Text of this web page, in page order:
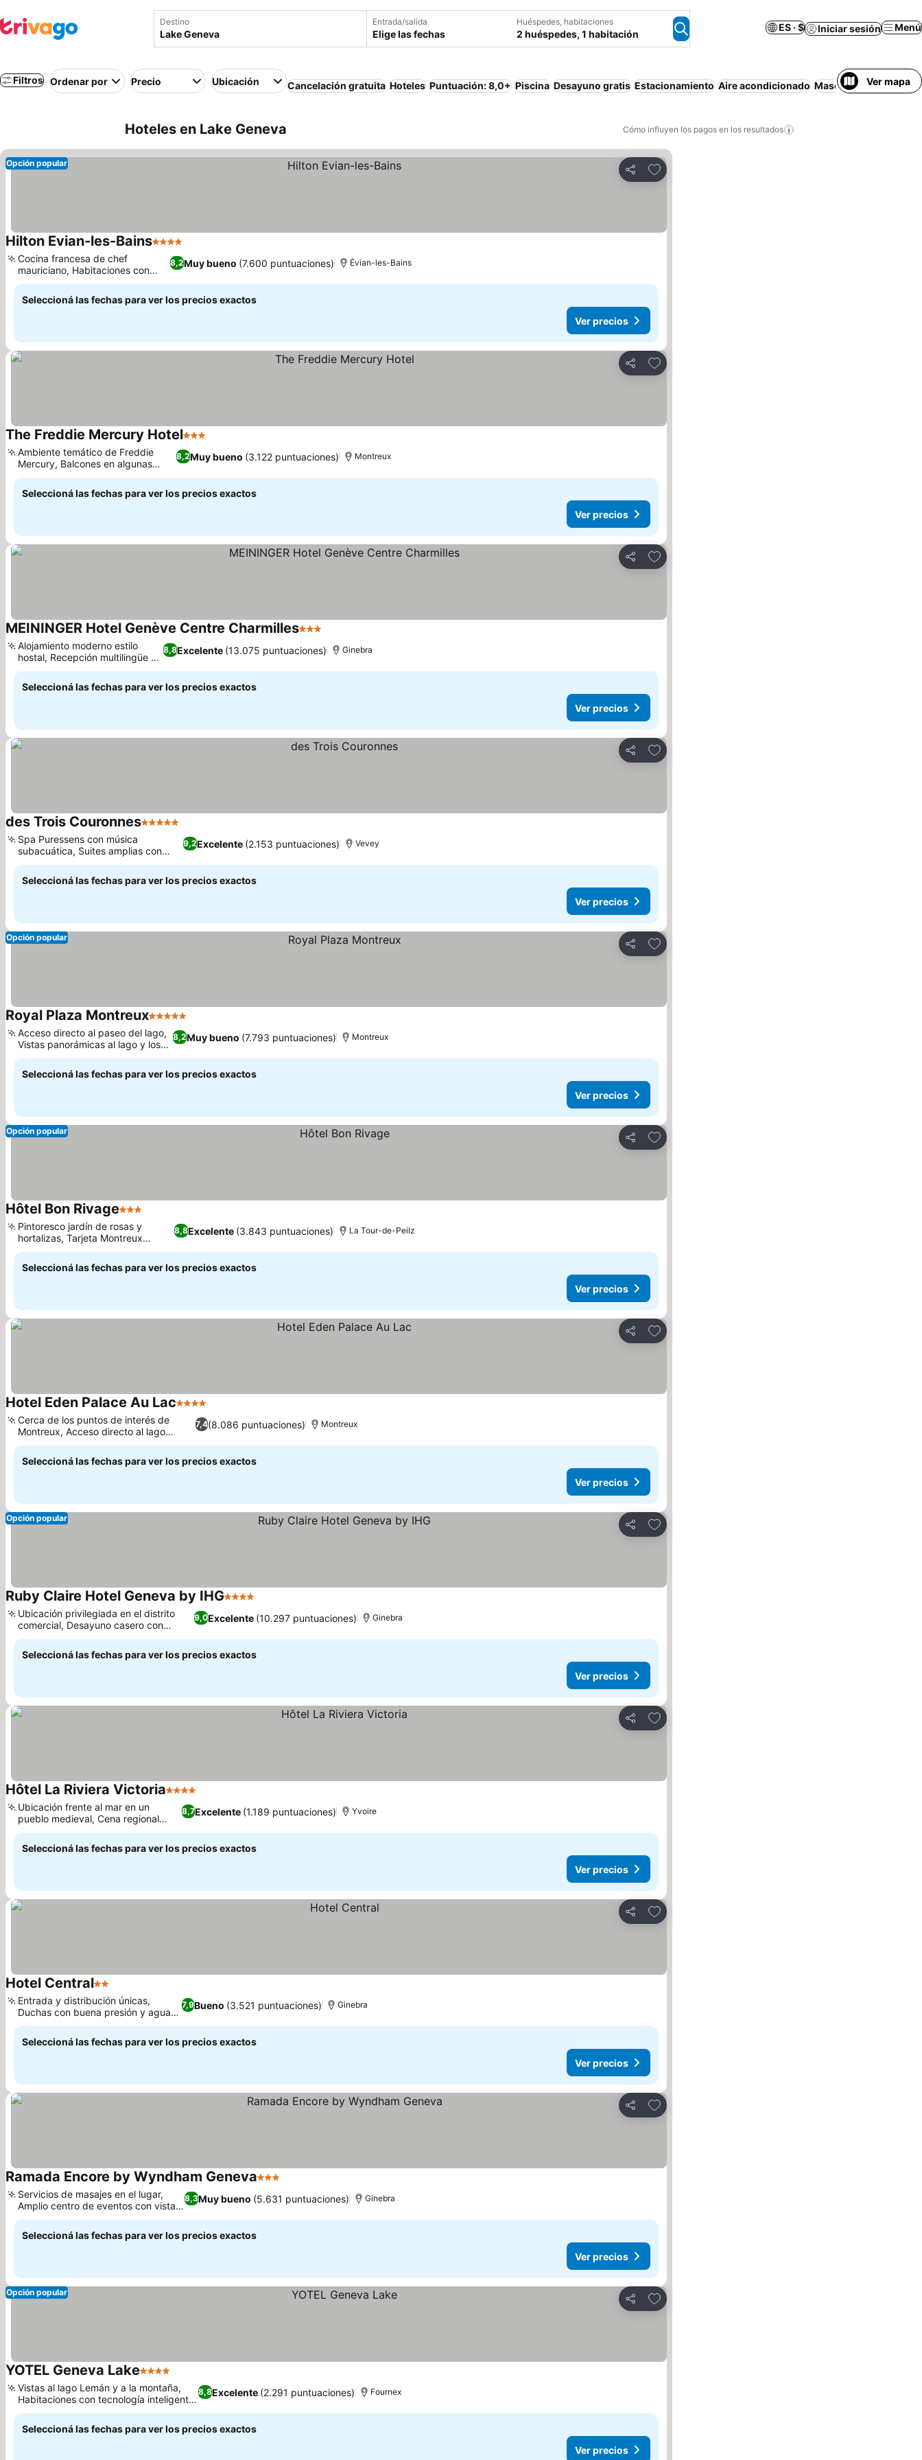
Destino Entrada/salida
Elige las fechas
Huéspedes, habitaciones
2 huéspedes, 1 habitación
ES · $ Iniciar sesión Menú
Filtros Ordenar por Precio Ubicación Cancelación gratuita Hoteles Puntuación: 8,0+ Piscina Desayuno gratis Estacionamiento Aire acondicionado Mascotas permitidas
Ver mapa
Hoteles en Lake Geneva Cómo influyen los pagos en los resultados
Compartir
Añadir a favoritos
Opción popular
Hilton Evian-les-Bains4 Estrellas
8,2Muy bueno (7.600 puntuaciones)
Cocina francesa de chef
mauriciano, Habitaciones con
balcón privado
Évian-les-Bains
Seleccioná las fechas para ver los precios exactos
Ver precios
Compartir
Añadir a favoritos
The Freddie Mercury Hotel3 Estrellas
8,2Muy bueno (3.122 puntuaciones)
Ambiente temático de Freddie
Mercury, Balcones en algunas
habitaciones
Montreux
Seleccioná las fechas para ver los precios exactos
Ver precios
Compartir
Añadir a favoritos
MEININGER Hotel Genève Centre Charmilles3 Estrellas
8,8Excelente (13.075 puntuaciones)
Alojamiento moderno estilo
hostal, Recepción multilingüe 24
horas
Ginebra
Seleccioná las fechas para ver los precios exactos
Ver precios
Compartir
Añadir a favoritos
des Trois Couronnes5 Estrellas
9,2Excelente (2.153 puntuaciones)
Spa Puressens con música
subacuática, Suites amplias con
baños de mármol
Vevey
Seleccioná las fechas para ver los precios exactos
Ver precios
Compartir
Añadir a favoritos
Opción popular
Royal Plaza Montreux5 Estrellas
8,2Muy bueno (7.793 puntuaciones)
Acceso directo al paseo del lago,
Vistas panorámicas al lago y los
Alpes
Montreux
Seleccioná las fechas para ver los precios exactos
Ver precios
Compartir
Añadir a favoritos
Opción popular
Hôtel Bon Rivage3 Estrellas
8,8Excelente (3.843 puntuaciones)
Pintoresco jardín de rosas y
hortalizas, Tarjeta Montreux
Riviera incluida
La Tour-de-Peilz
Seleccioná las fechas para ver los precios exactos
Ver precios
Compartir
Añadir a favoritos
Hotel Eden Palace Au Lac4 Estrellas
7,4(8.086 puntuaciones)
Cerca de los puntos de interés de
Montreux, Acceso directo al lago
Lemán
Montreux
Seleccioná las fechas para ver los precios exactos
Ver precios
Compartir
Añadir a favoritos
Opción popular
Ruby Claire Hotel Geneva by IHG4 Estrellas
9,0Excelente (10.297 puntuaciones)
Ubicación privilegiada en el distrito
comercial, Desayuno casero con
diversas opciones
Ginebra
Seleccioná las fechas para ver los precios exactos
Ver precios
Compartir
Añadir a favoritos
Hôtel La Riviera Victoria4 Estrellas
8,7Excelente (1.189 puntuaciones)
Ubicación frente al mar en un
pueblo medieval, Cena regional
gastronómica
Yvoire
Seleccioná las fechas para ver los precios exactos
Ver precios
Compartir
Añadir a favoritos
Hotel Central2 Estrellas
7,9Bueno (3.521 puntuaciones)
Entrada y distribución únicas,
Duchas con buena presión y agua
caliente
Ginebra
Seleccioná las fechas para ver los precios exactos
Ver precios
Compartir
Añadir a favoritos
Ramada Encore by Wyndham Geneva3 Estrellas
8,3Muy bueno (5.631 puntuaciones)
Servicios de masajes en el lugar,
Amplio centro de eventos con vistas
al estadio.
Ginebra
Seleccioná las fechas para ver los precios exactos
Ver precios
Compartir
Añadir a favoritos
Opción popular
YOTEL Geneva Lake4 Estrellas
8,8Excelente (2.291 puntuaciones)
Vistas al lago Lemán y a la montaña,
Habitaciones con tecnología inteligente
innovadora
Fournex
Seleccioná las fechas para ver los precios exactos
Ver precios